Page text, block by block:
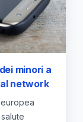
minori a
network